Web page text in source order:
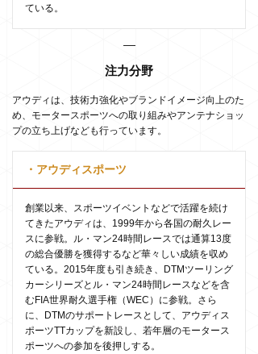
ている。
注力分野
アウディは、技術力強化やブランドイメージ向上のた
め、モータースポーツへの取り組みやアンテナショッ
プの立ち上げなども行っています。
・アウディスポーツ
創業以来、スポーツイベントなどで活躍を続け
てきたアウディは、1999年から各国の耐久レー
スに参戦。ル・マン24時間レースでは通算13度
の総合優勝を獲得するなど華々しい成績を収め
ている。2015年度も引き続き、DTMツーリング
カーシリーズとル・マン24時間レースなどを含
むFIA世界耐久選手権（WEC）に参戦。さら
に、DTMのサポートレースとして、アウディス
ポーツTTカップを新設し、若年層のモータース
ポーツへの参加を後押しする。